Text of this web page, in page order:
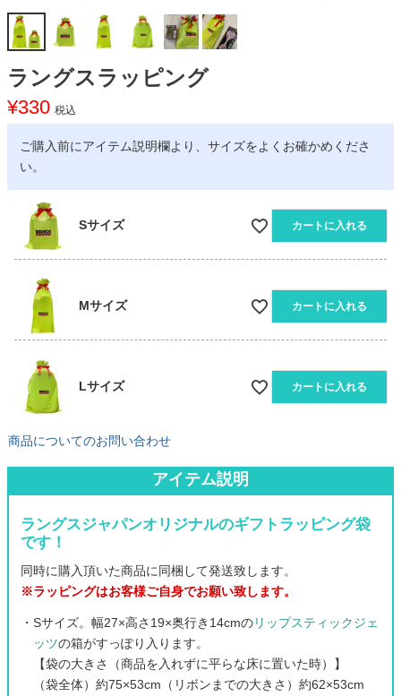
アイテム説明
ラングスジャパンオリジナルのギフトラッピング袋
です！
同時に購入頂いた商品に同梱して発送致します。
※ラッピングはお客様ご自身でお願い致します。
・Sサイズ。幅27×高さ19×奥行き14cmのリップスティックジェ
ッツの箱がすっぽり入ります。
【袋の大きさ（商品を入れずに平らな床に置いた時）】
（袋全体）約75×53cm（リボンまでの大きさ）約62×53cm
ラングスラッピング
¥330 税込
ご購入前にアイテム説明欄より、サイズをよくお確かめくださ
い。
Sサイズ カートに入れる
Mサイズ カートに入れる
Lサイズ カートに入れる
商品についてのお問い合わせ